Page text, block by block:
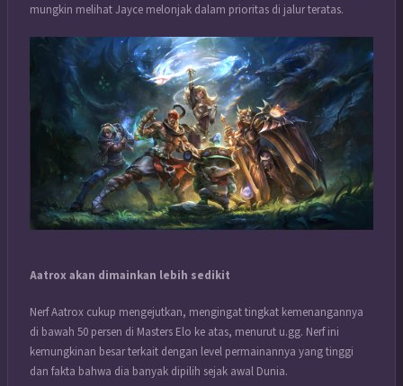
mungkin melihat Jayce melonjak dalam prioritas di jalur teratas.
Aatrox akan dimainkan lebih sedikit
Nerf Aatrox cukup mengejutkan, mengingat tingkat kemenangannya
di bawah 50 persen di Masters Elo ke atas, menurut u.gg. Nerf ini
kemungkinan besar terkait dengan level permainannya yang tinggi
dan fakta bahwa dia banyak dipilih sejak awal Dunia.